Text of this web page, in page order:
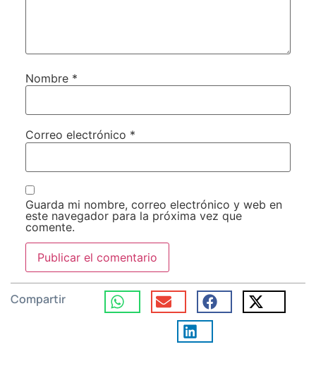
Nombre *
Correo electrónico *
Guarda mi nombre, correo electrónico y web en
este navegador para la próxima vez que
comente.
Compartir